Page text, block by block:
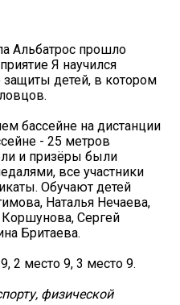
Альбатрос прошло
Я научился
детей, в котором
бассейне на дистанции
- 25 метров
и призёры были
все участники
Обучают детей
Наталья Нечаева,
Сергей
Бритаева.
2 место 9, 3 место 9.
физической